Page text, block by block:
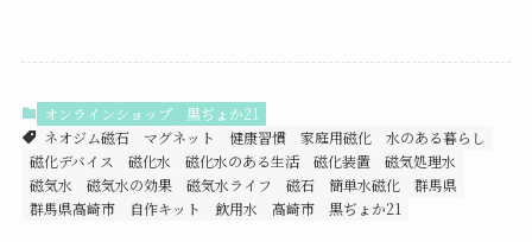
オンラインショップ
黒ぢょか21
ネオジム磁石
マグネット 健康習慣 家庭用磁化
水のある暮らし
磁化デバイス
磁化水 磁化水のある生活 磁化装置
磁気処理水
磁気水
磁気水の効果 磁気水ライフ 磁石 簡単水磁化
群馬県
群馬県高崎市
自作キット 飲用水 高崎市 黒ぢょか21